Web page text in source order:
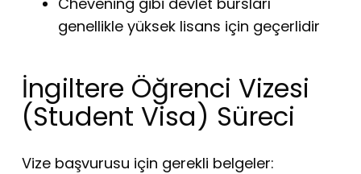
genellikle yüksek lisans için geçerlidir
İngiltere Öğrenci Vizesi
(Student Visa) Süreci
Vize başvurusu için gerekli belgeler: